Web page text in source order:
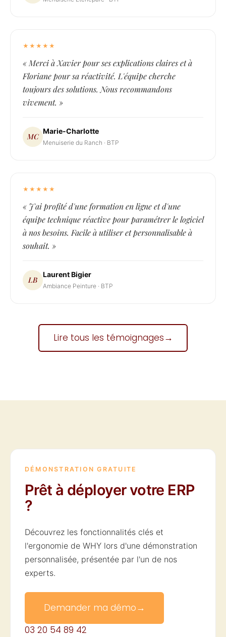
★★★★★
« Merci à Xavier pour ses explications claires et à
Floriane pour sa réactivité. L'équipe cherche
toujours des solutions. Nous recommandons
vivement. »
MC
Marie-Charlotte
Menuiserie du Ranch · BTP
★★★★★
« J'ai profité d'une formation en ligne et d'une
équipe technique réactive pour paramétrer le logiciel
à nos besoins. Facile à utiliser et personnalisable à
souhait. »
LB
Laurent Bigier
Ambiance Peinture · BTP
Lire tous les témoignages→
DÉMONSTRATION GRATUITE
Prêt à déployer votre ERP
?
Découvrez les fonctionnalités clés et
l'ergonomie de WHY lors d'une démonstration
personnalisée, présentée par l'un de nos
experts.
Demander ma démo→
03 20 54 89 42